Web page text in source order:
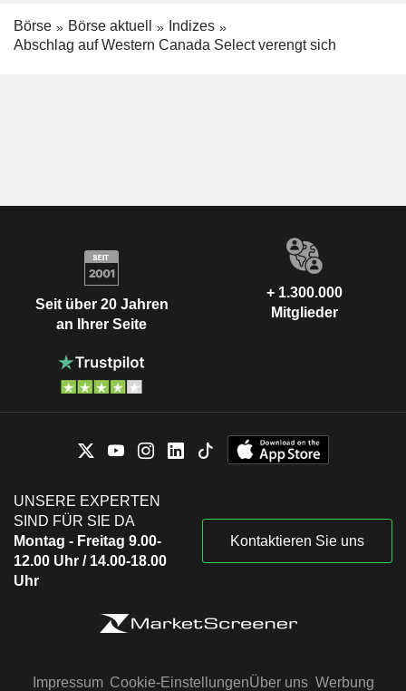
Börse Börse aktuell
Indizes
Abschlag auf Western Canada Select verengt sich
Seit über 20 Jahren
an Ihrer Seite
+ 1.300.000
Mitglieder
UNSERE EXPERTEN
SIND FÜR SIE DA
Montag - Freitag 9.00-
12.00 Uhr / 14.00-18.00
Uhr
Kontaktieren Sie uns
Impressum Cookie-EinstellungenÜber uns Werbung